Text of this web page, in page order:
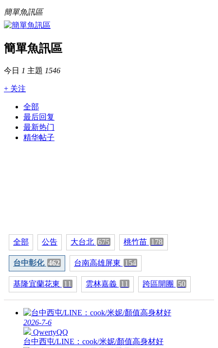
簡單魚訊區
簡單魚訊區
今日 1 主題 1546
+ 关注
全部
最后回复
最新热门
精华帖子
全部 公告 大台北 675 桃竹苗 178
台中彰化 462 台南高雄屏東 154
基隆宜蘭花東 11 雲林嘉義 11 跨區開團 50
2026-7-6
QwertyQQ
台中西屯/LINE：cook/米妮/顏值高身材好